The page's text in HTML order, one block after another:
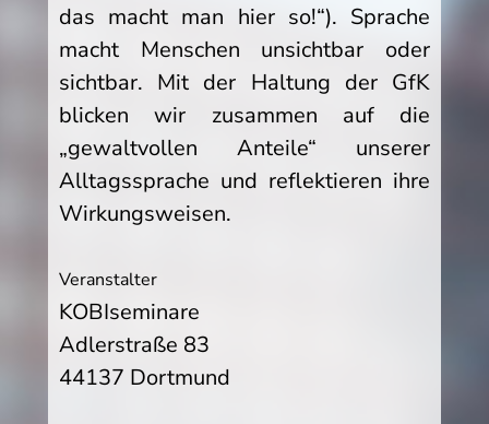
das macht man hier so!“). Sprache
macht Menschen unsichtbar oder
sichtbar. Mit der Haltung der GfK
blicken wir zusammen auf die
„gewaltvollen Anteile“ unserer
Alltagssprache und reflektieren ihre
Wirkungsweisen.
Veranstalter
KOBIseminare
Adlerstraße 83
44137 Dortmund